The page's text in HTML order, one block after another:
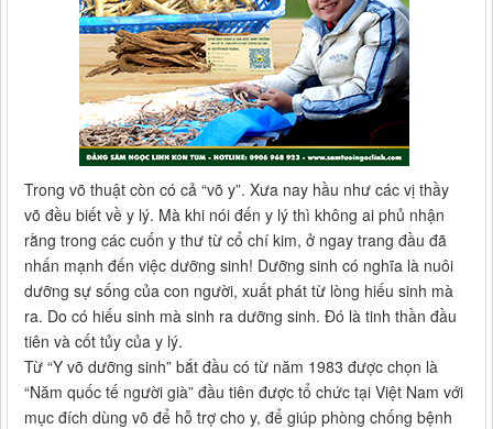
Trong võ thuật còn có cả “võ y”. Xưa nay hầu như các vị thầy
võ đều biết về y lý. Mà khi nói đến y lý thì không ai phủ nhận
rằng trong các cuốn y thư từ cổ chí kim, ở ngay trang đầu đã
nhấn mạnh đến việc dưỡng sinh! Dưỡng sinh có nghĩa là nuôi
dưỡng sự sống của con người, xuất phát từ lòng hiếu sinh mà
ra. Do có hiếu sinh mà sinh ra dưỡng sinh. Đó là tinh thần đầu
tiên và cốt tủy của y lý.
Từ “Y võ dưỡng sinh” bắt đầu có từ năm 1983 được chọn là
“Năm quốc tế người già” đầu tiên được tổ chức tại Việt Nam với
mục đích dùng võ để hỗ trợ cho y, để giúp phòng chống bệnh